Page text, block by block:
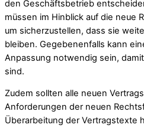
den Geschäftsbetrieb
müssen im Hinblick auf die neue
um sicherzustellen, dass sie
bleiben. Gegebenenfalls kann
Anpassung notwendig sein,
sind.
Zudem sollten alle neuen
Anforderungen der neuen
Überarbeitung der Vertragstexte